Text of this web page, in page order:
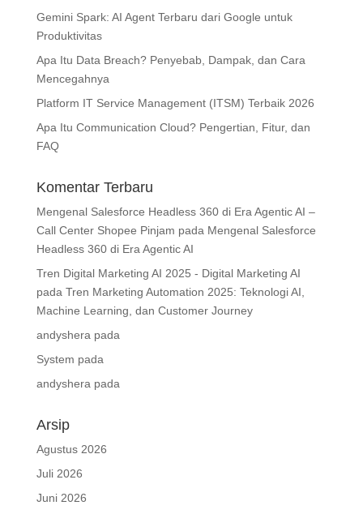
Gemini Spark: AI Agent Terbaru dari Google untuk
Produktivitas
Apa Itu Data Breach? Penyebab, Dampak, dan Cara
Mencegahnya
Platform IT Service Management (ITSM) Terbaik 2026
Apa Itu Communication Cloud? Pengertian, Fitur, dan
FAQ
Komentar Terbaru
Mengenal Salesforce Headless 360 di Era Agentic AI –
Call Center Shopee Pinjam pada Mengenal Salesforce
Headless 360 di Era Agentic AI
Tren Digital Marketing AI 2025 - Digital Marketing AI
pada Tren Marketing Automation 2025: Teknologi AI,
Machine Learning, dan Customer Journey
andyshera pada
System pada
andyshera pada
Arsip
Agustus 2026
Juli 2026
Juni 2026